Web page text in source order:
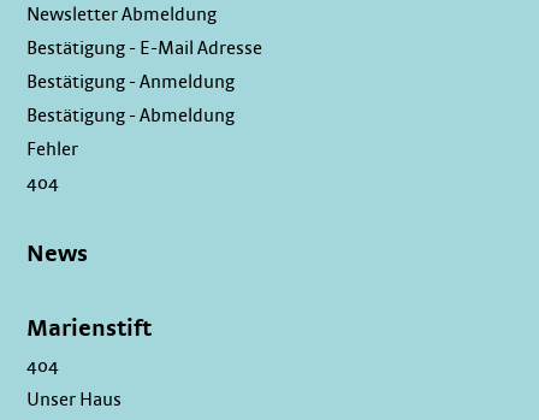
Newsletter Abmeldung
Bestätigung - E-Mail Adresse
Bestätigung - Anmeldung
Bestätigung - Abmeldung
Fehler
404
News
Marienstift
404
Unser Haus